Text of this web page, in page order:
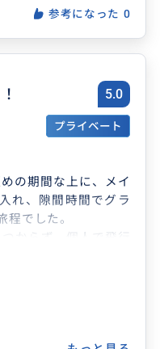
参考になった 0
5.0
プライベート
の期間な上に、メイ
れ、隙間時間でグラ
程でした。
からず、個人で飛行
ピッタリすぎるよっ
コミは良いし…
ツアーに参加するま